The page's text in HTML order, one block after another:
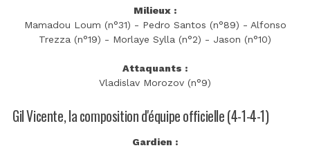
Milieux :
Mamadou Loum (n°31) - Pedro Santos (n°89) - Alfonso
Trezza (n°19) - Morlaye Sylla (n°2) - Jason (n°10)
Attaquants :
Vladislav Morozov (n°9)
Gil Vicente, la composition d'équipe officielle (4-1-4-1)
Gardien :